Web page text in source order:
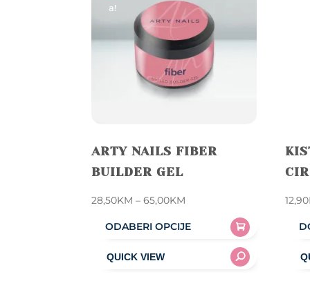
A!
ARTY NAILS FIBER
BUILDER GEL
28,50KM – 65,00KM
ODABERI OPCIJE
product
12,90